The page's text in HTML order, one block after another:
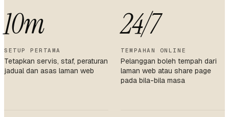
10m
SETUP PERTAMA
Tetapkan servis, staf, peraturan
jadual dan asas laman web
24/7
TEMPAHAN ONLINE
Pelanggan boleh tempah dari
laman web atau share page
pada bila-bila masa